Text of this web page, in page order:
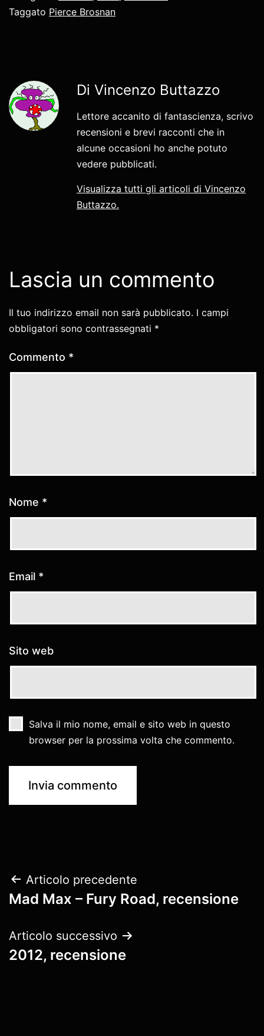
Taggato Pierce Brosnan
Di Vincenzo Buttazzo
Lettore accanito di fantascienza, scrivo
recensioni e brevi racconti che in
alcune occasioni ho anche potuto
vedere pubblicati.
Visualizza tutti gli articoli di Vincenzo
Buttazzo.
Lascia un commento
Il tuo indirizzo email non sarà pubblicato. I campi
obbligatori sono contrassegnati *
Commento *
Nome *
Email *
Sito web
Salva il mio nome, email e sito web in questo
browser per la prossima volta che commento.
Navigazione
articoli
Articolo precedente
Mad Max – Fury Road, recensione
Articolo successivo
2012, recensione